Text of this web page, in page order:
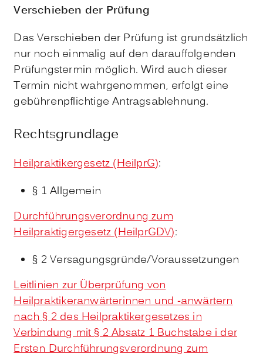
Verschieben der Prüfung
Das Verschieben der Prüfung ist grundsätzlich
nur noch einmalig auf den darauffolgenden
Prüfungstermin möglich. Wird auch dieser
Termin nicht wahrgenommen, erfolgt eine
gebührenpflichtige Antragsablehnung.
Rechtsgrundlage
Heilpraktikergesetz (HeilprG):
§ 1 Allgemein
Durchführungsverordnung zum
Heilpraktigergesetz (HeilprGDV):
§ 2 Versagungsgründe/Voraussetzungen
Leitlinien zur Überprüfung von
Heilpraktikeranwärterinnen und -anwärtern
nach § 2 des Heilpraktikergesetzes in
Verbindung mit § 2 Absatz 1 Buchstabe i der
Ersten Durchführungsverordnung zum